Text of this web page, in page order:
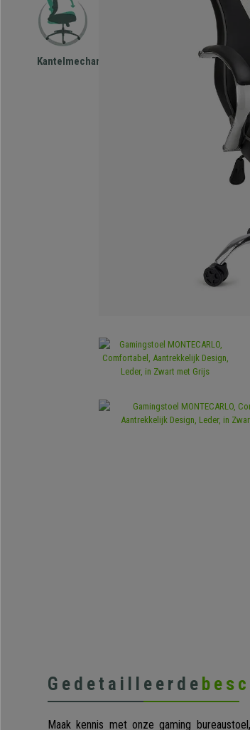
Kantelmechanisme
Gedetailleerde
Maak kennis met onze gaming